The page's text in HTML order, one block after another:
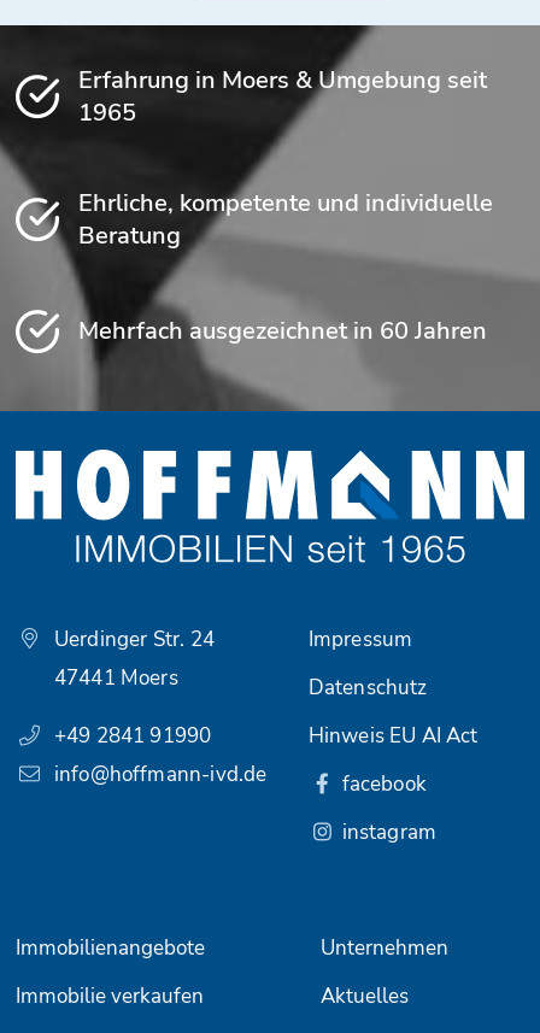
Erfahrung in Moers & Umgebung seit
1965
Ehrliche, kompetente und individuelle
Beratung
Mehrfach ausgezeichnet in 60 Jahren
Uerdinger Str. 24
47441 Moers
+49 2841 91990
info@hoffmann-ivd.de
Immobilienangebote
Unternehmen
Immobilie verkaufen
Aktuelles
Impressum
Datenschutz
Hinweis EU AI Act
facebook
instagram